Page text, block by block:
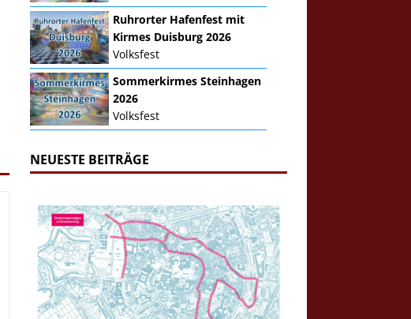
Ruhrorter Hafenfest mit
Kirmes Duisburg 2026
Volksfest
Sommerkirmes Steinhagen
2026
Volksfest
NEUESTE BEITRÄGE